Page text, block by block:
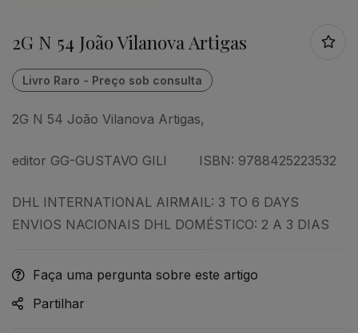
2G N 54 João Vilanova Artigas
2G N 54 João Vilanova Artigas,
editor GG-GUSTAVO GILI ISBN: 9788425223532
DHL INTERNATIONAL AIRMAIL: 3 TO 6 DAYS
ENVIOS NACIONAIS DHL DOMÉSTICO: 2 A 3 DIAS
Faça uma pergunta sobre este artigo
Partilhar